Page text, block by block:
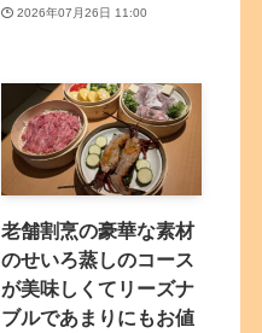
2026年07月26日 11:00
老舗割烹の豪華な素材
のせいろ蒸しのコース
が美味しくてリーズナ
ブルであまりにもお値